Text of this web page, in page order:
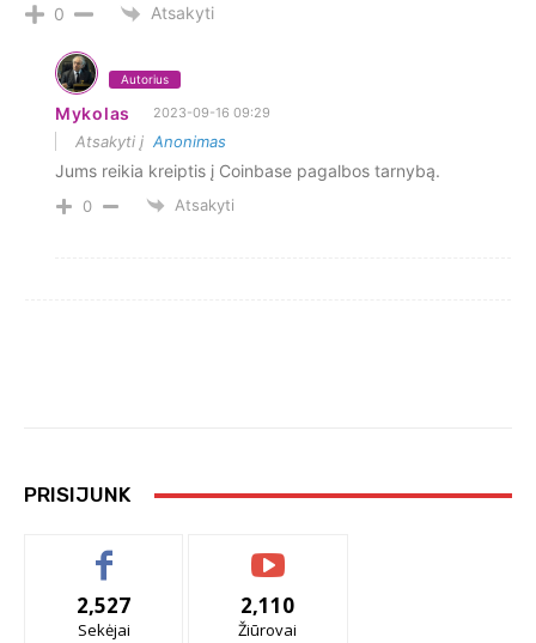
0 Atsakyti
Autorius
Mykolas 2023-09-16 09:29
Atsakyti į Anonimas
Jums reikia kreiptis į Coinbase pagalbos tarnybą.
0 Atsakyti
PRISIJUNK
2,527
Sekėjai
2,110
Žiūrovai